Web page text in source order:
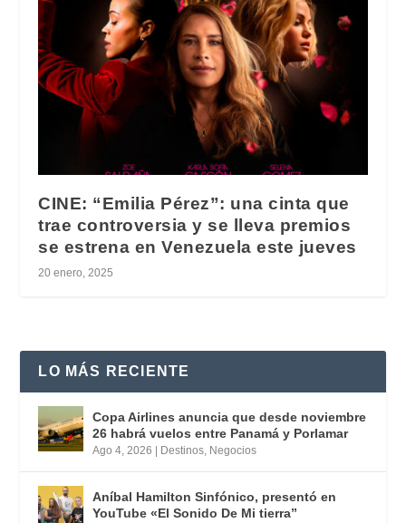
CINE: “Emilia Pérez”: una cinta que
trae controversia y se lleva premios
se estrena en Venezuela este jueves
20 enero, 2025
LO MÁS RECIENTE
Copa Airlines anuncia que desde noviembre
26 habrá vuelos entre Panamá y Porlamar
Ago 4, 2026 Destinos, Negocios
Aníbal Hamilton Sinfónico, presentó en
YouTube «El Sonido De Mi tierra”